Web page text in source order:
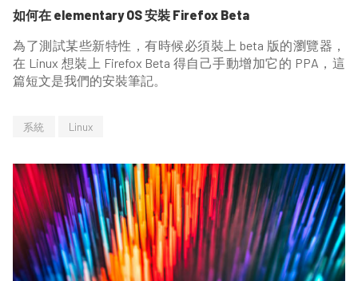
如何在 elementary OS 安裝 Firefox Beta
為了測試某些新特性，有時候必須裝上 beta 版的瀏覽器，
在 Linux 想裝上 Firefox Beta 得自己手動增加它的 PPA，這
篇短文是我們的安裝筆記。
系統 Linux